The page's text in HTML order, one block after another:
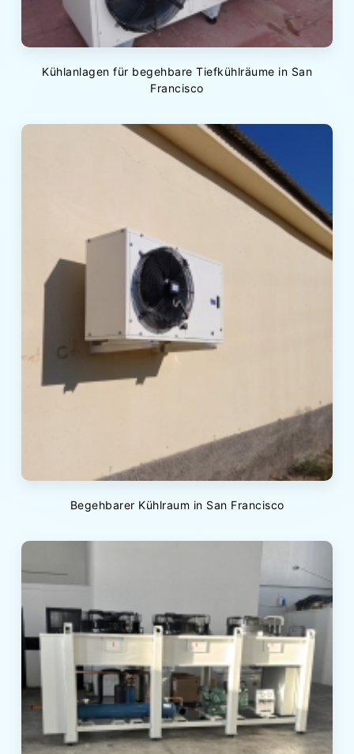
Kühlanlagen für begehbare Tiefkühlräume in San
Francisco
Begehbarer Kühlraum in San Francisco